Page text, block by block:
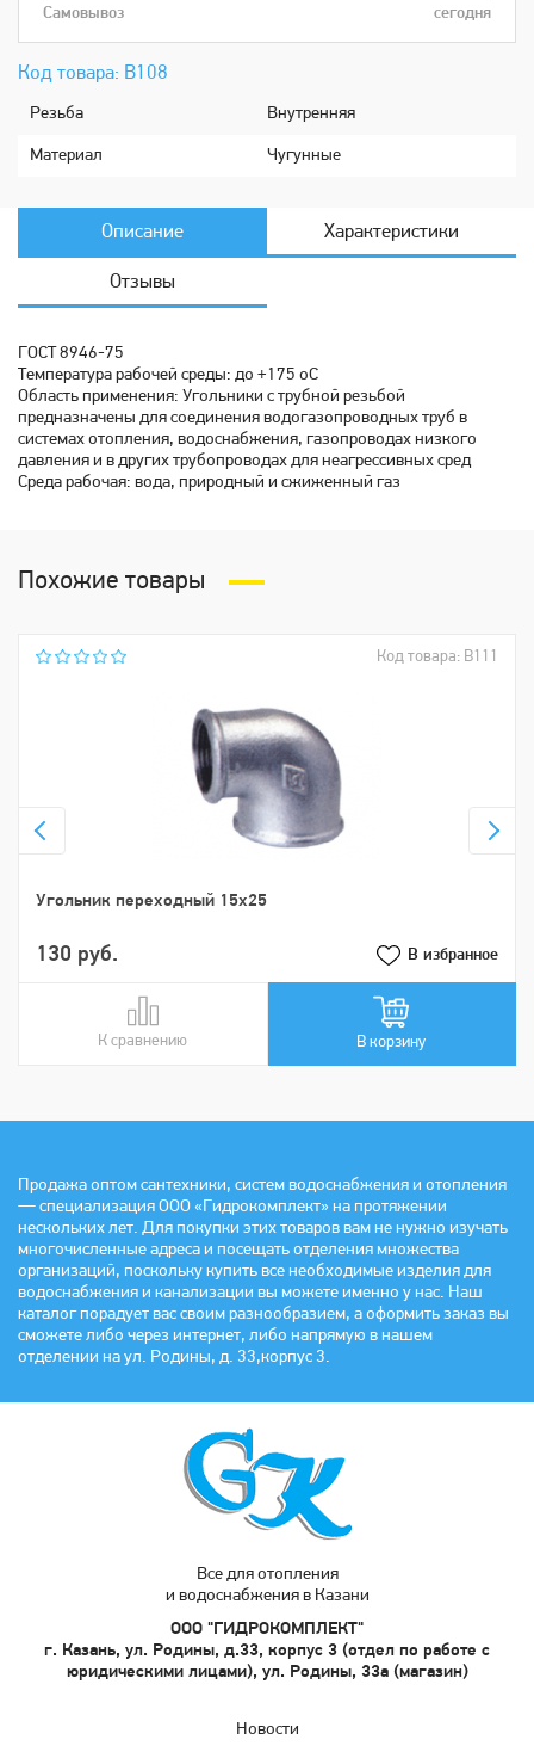
Код товара: В108
Рeзьбa Внутренняя
Мaтериaл Чугунные
Самовывоз
сегодня
Описание Характеристики
Отзывы
ГОСТ 8946-75
Температура рабочей среды: до +175 oC
Область применения: Угольники с трубной резьбой
предназначены для соединения водогазопроводных труб в
системах отопления, водоснабжения, газопроводах низкого
давления и в других трубопроводах для неагрессивных сред
Среда рабочая: вода, природный и сжиженный газ
Похожие товары
Код товара: В111
Угольник переходный 15х25
130 руб. В избранное
К сравнению
В сравнении В корзину
Продажа оптом сантехники, систем водоснабжения и отопления
— специализация ООО «Гидрокомплект» на протяжении
нескольких лет. Для покупки этих товаров вам не нужно изучать
многочисленные адреса и посещать отделения множества
организаций, поскольку купить все необходимые изделия для
водоснабжения и канализации вы можете именно у нас. Наш
каталог порадует вас своим разнообразием, а оформить заказ вы
сможете либо через интернет, либо напрямую в нашем
отделении на ул. Родины, д. 33,корпус 3.
Все для отопления
и водоснабжения в Казани
ООО "ГИДРОКОМПЛЕКТ"
г. Казань, ул. Родины, д.33, корпус 3 (отдел по работе с
юридическими лицами), ул. Родины, 33а (магазин)
Новости